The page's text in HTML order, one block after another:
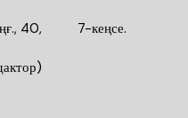
даңғ., 40, 7-кеңсе.